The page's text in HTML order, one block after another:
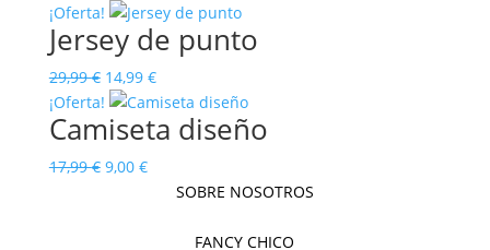
precio
original
era:
24,99 €.
precio
actual
12,50 €.
¡Oferta!
Jersey de punto
29,99€ El
precio
original
29,99 €.
14,99 €El
precio
actual
¡Oferta!
Camiseta diseño
17,99€ El
9,00 €El
precioSOBRE NOSOTROS
FANCY CHICO